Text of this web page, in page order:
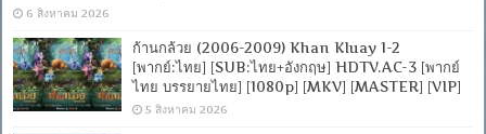
6 สิงหาคม 2026
ก้านกล้วย (2006-2009) Khan Kluay 1-2
[พากย์:ไทย] [SUB:ไทย+อังกฤษ] HDTV.AC-3 [พากย์
ไทย บรรยายไทย] [1080p] [MKV] [MASTER] [VIP]
5 สิงหาคม 2026